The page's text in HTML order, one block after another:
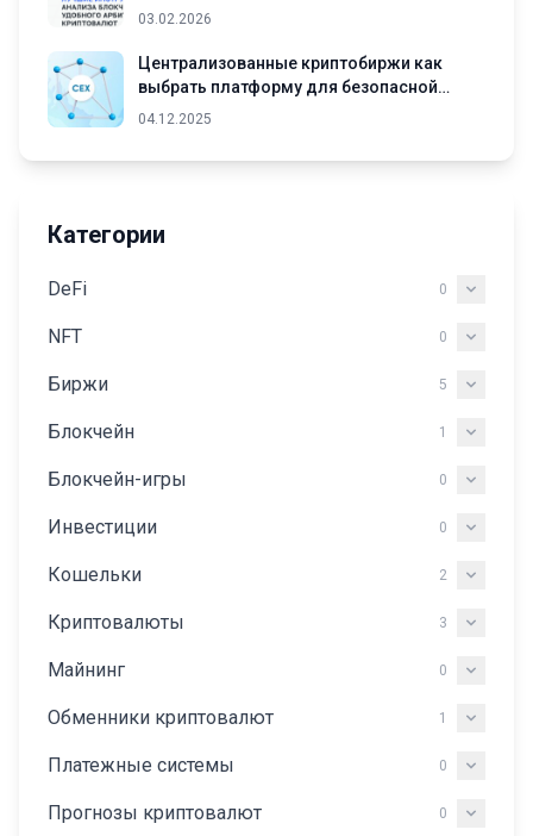
инструмент
03.02.2026
Централизованные криптобиржи как
выбрать платформу для безопасной
торговли криптовалютами
04.12.2025
Категории
DeFi 0
NFT 0
Биржи 5
Блокчейн 1
Блокчейн-игры 0
Инвестиции 0
Кошельки 2
Криптовалюты 3
Майнинг 0
Обменники криптовалют 1
Платежные системы 0
Прогнозы криптовалют 0